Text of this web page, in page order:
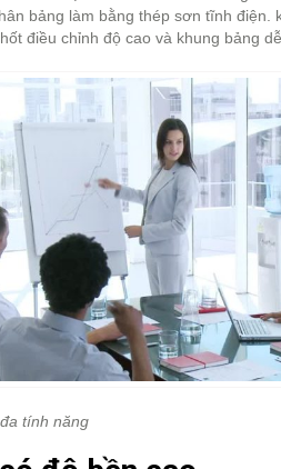
bảng làm bằng thép sơn tĩnh
điều chỉnh độ cao và khung bảng
tính năng